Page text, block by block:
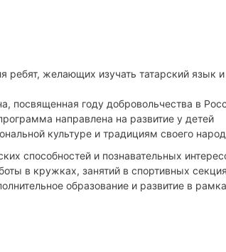
желающих изучать татарский язык и
посвященная году добровольчества в
направлена на развитие у детей
культуре и традициям своего
способностей и познавательных
в кружках, занятий в спортивных
образование и развитие в